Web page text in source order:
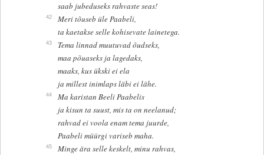
saab jubeduseks rahvaste seas!
42
Meri tõuseb üle Paabeli,
ta kaetakse selle kohisevate lainetega.
43
Tema linnad muutuvad õudseks,
maa põuaseks ja lagedaks,
maaks, kus ükski ei ela
ja millest inimlaps läbi ei lähe.
44
Ma karistan Beeli Paabelis
ja kisun ta suust, mis ta on neelanud;
rahvad ei voola enam tema juurde,
Paabeli müürgi variseb maha.
45
Minge ära selle keskelt, minu rahvas,